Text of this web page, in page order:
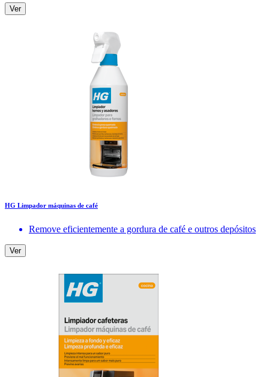
Ver
HG Limpador máquinas de café
Remove eficientemente a gordura de café e outros depósitos
Ver